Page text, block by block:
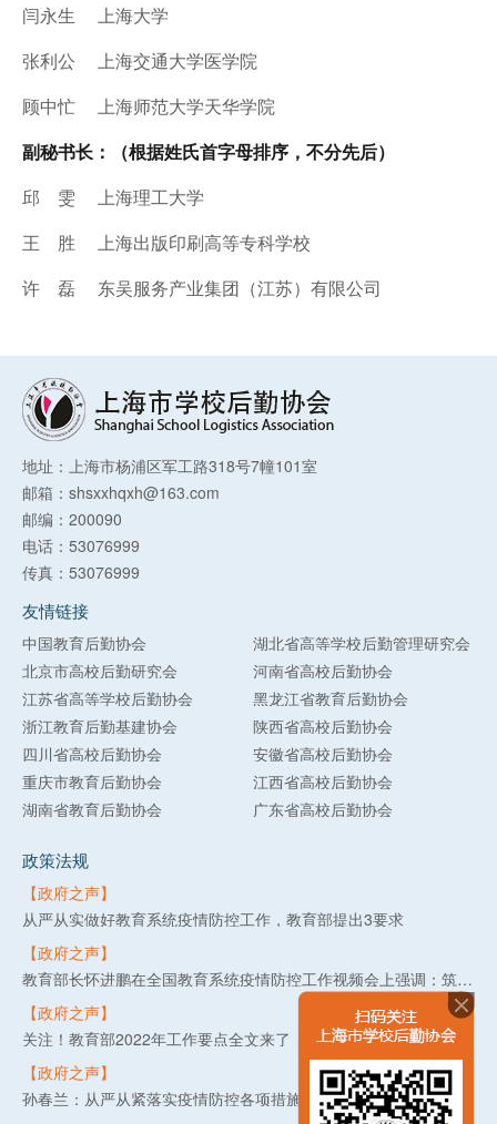
闫永生 上海大学
张利公 上海交通大学医学院
顾中忙 上海师范大学天华学院
副秘书长：（根据姓氏首字母排序，不分先后）
邱 雯 上海理工大学
王 胜 上海出版印刷高等专科学校
许 磊 东吴服务产业集团（江苏）有限公司
地址：上海市杨浦区军工路318号7幢101室
邮箱：shsxxhqxh@163.com
邮编：200090
电话：53076999
传真：53076999
友情链接
中国教育后勤协会
湖北省高等学校后勤管理研究会
北京市高校后勤研究会
河南省高校后勤协会
江苏省高等学校后勤协会
黑龙江省教育后勤协会
浙江教育后勤基建协会
陕西省高校后勤协会
四川省高校后勤协会
安徽省高校后勤协会
重庆市教育后勤协会
江西省高校后勤协会
湖南省教育后勤协会
广东省高校后勤协会
政策法规
【政府之声】
从严从实做好教育系统疫情防控工作，教育部提出3要求
【政府之声】
教育部长怀进鹏在全国教育系统疫情防控工作视频会上强调：筑牢教育系统疫情防线，守护3亿多师生生命健康安全
【政府之声】
关注！教育部2022年工作要点全文来了
【政府之声】
孙春兰：从严从紧落实疫情防控各项措施 坚决守住不出现疫情规模性反弹底线